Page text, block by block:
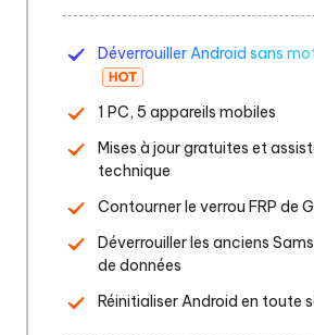
Déverrouiller Android sans
1 PC, 5 appareils mobiles
Mises à jour gratuites et
technique
Contourner le verrou FRP de
Déverrouiller les anciens
de données
Réinitialiser Android en toute